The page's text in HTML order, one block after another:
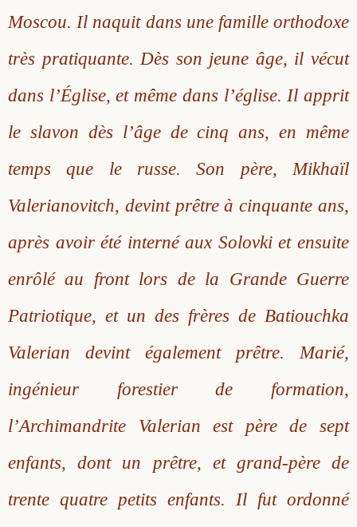
Moscou. Il naquit dans une famille orthodoxe
très pratiquante. Dès son jeune âge, il vécut
dans l’Église, et même dans l’église. Il apprit
le slavon dès l’âge de cinq ans, en même
temps que le russe. Son père, Mikhaïl
Valerianovitch, devint prêtre à cinquante ans,
après avoir été interné aux Solovki et ensuite
enrôlé au front lors de la Grande Guerre
Patriotique, et un des frères de Batiouchka
Valerian devint également prêtre. Marié,
ingénieur forestier de formation,
l’Archimandrite Valerian est père de sept
enfants, dont un prêtre, et grand-père de
trente quatre petits enfants. Il fut ordonné